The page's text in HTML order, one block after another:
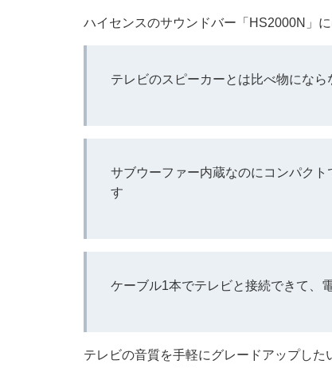
ハイセンスのサウンドバー「HS2000N」
テレビのスピーカーとは比べ物にな
サブウーファー内蔵なのにコンパク
す
ケーブル1本でテレビと接続できて、
テレビの音質を手軽にグレードアップし